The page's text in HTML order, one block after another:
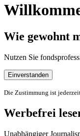
Wie gewohnt
Nutzen Sie
Einverstanden
Die Zustimmung ist
Werbefrei
Unabhängiger